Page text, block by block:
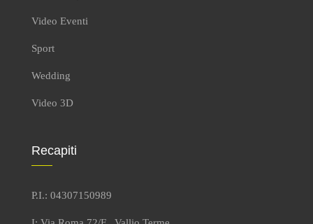
Video Eventi
Sport
Wedding
Video 3D
Recapiti
P.I.: 04307150989